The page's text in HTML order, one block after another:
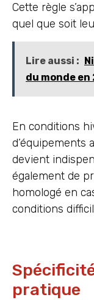
Cette règle
quel que soit
Lire aussi :
du monde en
En conditions
d’équipements
devient
également de
homologé en
conditions
pratique